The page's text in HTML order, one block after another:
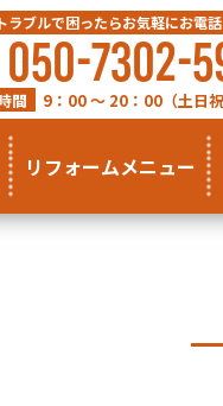
ラブルで困ったらお気軽にお電話
050-7302-
間 9：00 ～ 20：00（土日祝
リフォームメニュー